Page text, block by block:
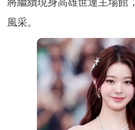
風采。